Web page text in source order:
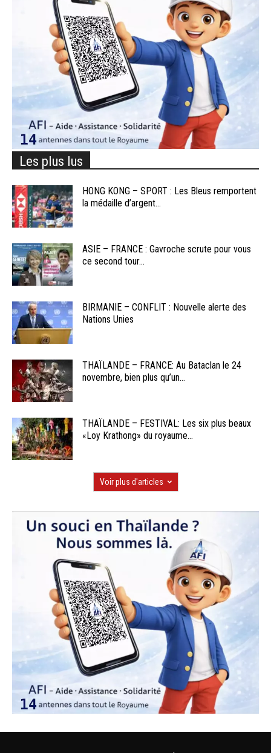
Les plus lus
HONG KONG – SPORT : Les Bleus remportent
la médaille d’argent...
ASIE – FRANCE : Gavroche scrute pour vous
ce second tour...
BIRMANIE – CONFLIT : Nouvelle alerte des
Nations Unies
THAÏLANDE – FRANCE: Au Bataclan le 24
novembre, bien plus qu’un...
THAÏLANDE – FESTIVAL: Les six plus beaux
«Loy Krathong» du royaume...
Voir plus d'articles